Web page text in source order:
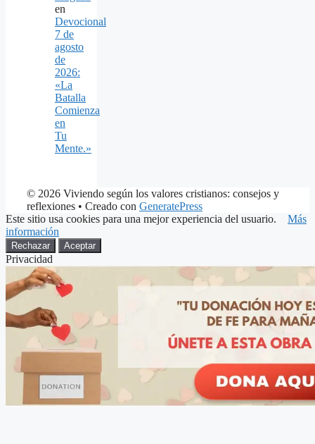
en
Devocional
7 de
agosto
de
2026:
«La
Batalla
Comienza
en
Tu
Mente.»
© 2026 Viviendo según los valores cristianos: consejos y
reflexiones • Creado con GeneratePress
Este sitio usa cookies para una mejor experiencia del usuario. Más
información
Rechazar Aceptar
Privacidad